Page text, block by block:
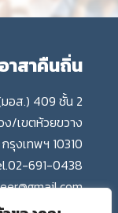
าสาคืนถิ่น
อส.) 409 ชั้น 2
/เขตห้วยขวาง
กรุงเทพฯ 10310
02-691-0438